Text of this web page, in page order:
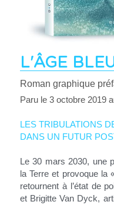
L'ÂGE
Roman graphique
Paru le 3 octobre 2019
LES TRIBULATIONS
DANS UN FUTUR
Le 30 mars 2030, une
la Terre et provoque la
retournent à l’état de
et Brigitte Van Dyck,